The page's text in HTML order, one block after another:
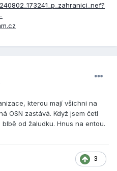
kterou mají všichni na
OSN zastává. Když jsem četl
od žaludku. Hnus na entou.
3